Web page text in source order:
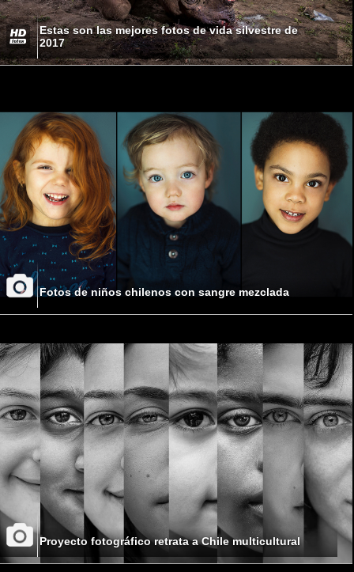
Estas son las mejores fotos de vida silvestre de
2017
Fotos de niños chilenos con sangre mezclada
Proyecto fotográfico retrata a Chile multicultural